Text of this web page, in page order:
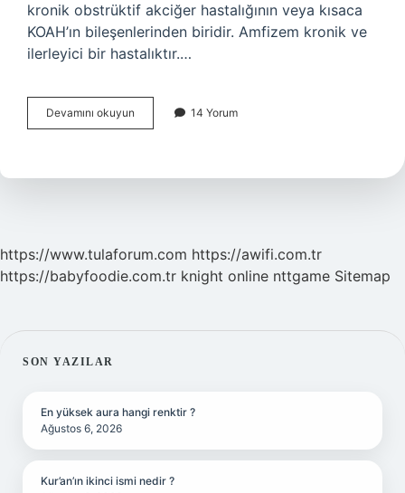
kronik obstrüktif akciğer hastalığının veya kısaca
KOAH’ın bileşenlerinden biridir. Amfizem kronik ve
ilerleyici bir hastalıktır.…
Devamını okuyun Amfizem
Ağrı
14 Yorum
https://www.tulaforum.com https://awifi.com.tr
https://babyfoodie.com.tr knight online nttgame Sitemap
SIDEBAR
SON YAZILAR
En yüksek aura hangi renktir ?
Ağustos 6, 2026
Kur’an’ın ikinci ismi nedir ?